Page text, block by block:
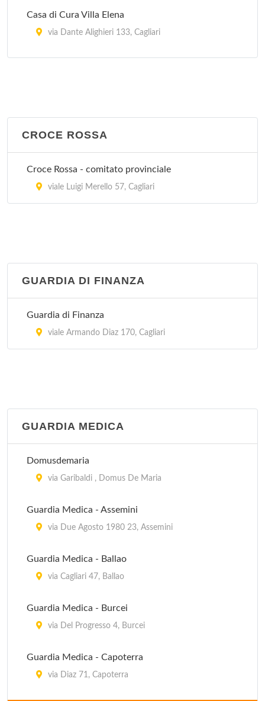
Casa di Cura Villa Elena
via Dante Alighieri 133, Cagliari
CROCE ROSSA
Croce Rossa - comitato provinciale
viale Luigi Merello 57, Cagliari
GUARDIA DI FINANZA
Guardia di Finanza
viale Armando Diaz 170, Cagliari
GUARDIA MEDICA
Domusdemaria
via Garibaldi , Domus De Maria
Guardia Medica - Assemini
via Due Agosto 1980 23, Assemini
Guardia Medica - Ballao
via Cagliari 47, Ballao
Guardia Medica - Burcei
via Del Progresso 4, Burcei
Guardia Medica - Capoterra
via Diaz 71, Capoterra